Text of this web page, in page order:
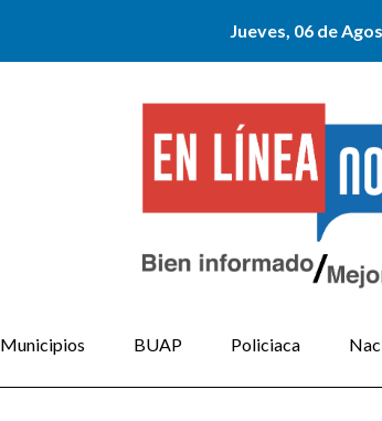
Jueves, 06 de
Municipios BUAP Policiaca